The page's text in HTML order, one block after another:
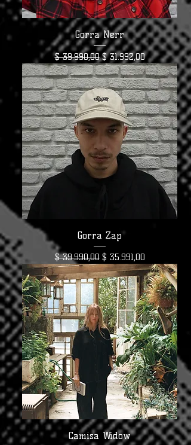
Gorra Nerr
Precio
$ 39.990,00Precio de oferta
$ 31.992,00
Gorra Zap
Precio
$ 39.990,00 Precio de oferta
$ 35.991,00
Camisa Widow